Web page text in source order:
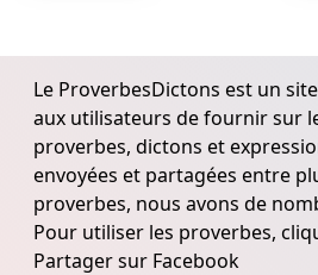
Le ProverbesDictons est un
aux utilisateurs de fournir sur
proverbes, dictons et
envoyées et partagées entre
proverbes, nous avons de
Pour utiliser les proverbes,
Partager sur Facebook